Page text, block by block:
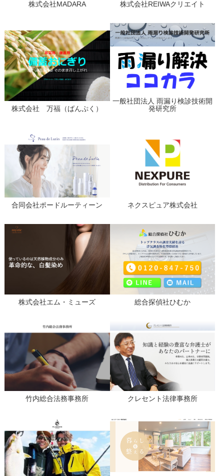
株式会社MADARA 株式会社REIWAクリエイト
株式会社 万福（ばんぷく）
一般社団法人 雨漏り検診技術開
発研究所
合同会社ポードルーティーン ネクスピュア株式会社
株式会社エム・ミューズ 総合探偵社ひむか
竹内総合法務事務所 クレセント法律事務所